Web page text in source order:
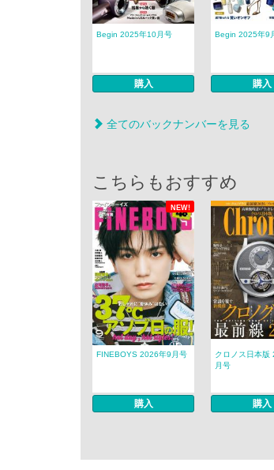
Begin 2025年10月号
購入
Begin 2025年9
購入
全てのバックナンバーを見る
こちらもおすすめ
NEW!
FINEBOYS 2026年9月号
購入
クロノス日本版
月号
購入